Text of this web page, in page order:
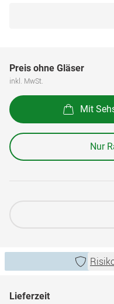
Preis ohne Gläser
inkl. MwSt.
Mit
Nur
Lieferzeit